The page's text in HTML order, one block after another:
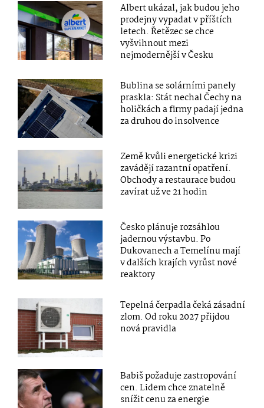
Albert ukázal, jak budou jeho
prodejny vypadat v příštích
letech. Řetězec se chce
vyšvihnout mezi
nejmodernější v Česku
Bublina se solárními panely
praskla: Stát nechal Čechy na
holičkách a firmy padají jedna
za druhou do insolvence
Země kvůli energetické krizi
zavádějí razantní opatření.
Obchody a restaurace budou
zavírat už ve 21 hodin
Česko plánuje rozsáhlou
jadernou výstavbu. Po
Dukovanech a Temelínu mají
v dalších krajích vyrůst nové
reaktory
Tepelná čerpadla čeká zásadní
zlom. Od roku 2027 přijdou
nová pravidla
Babiš požaduje zastropování
cen. Lidem chce znatelně
snížit cenu za energie